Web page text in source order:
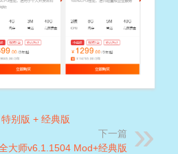
别版 + 经典版
下一篇
大师v6.1.1504 Mod+经典版